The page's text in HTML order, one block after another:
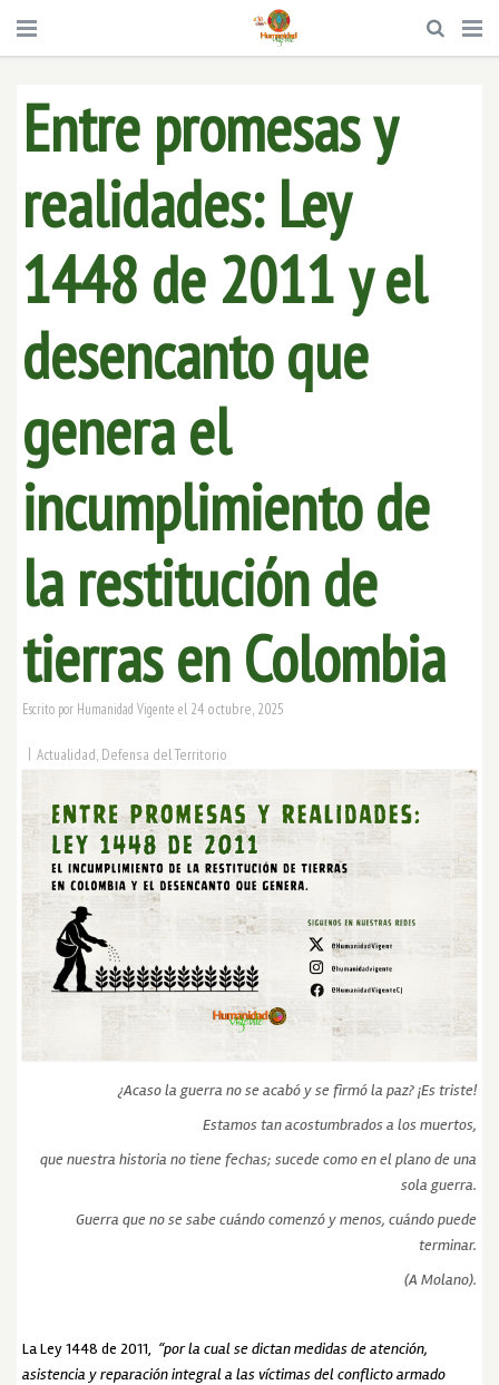
Entre promesas y
realidades: Ley
1448 de 2011 y el
desencanto que
genera el
incumplimiento de
la restitución de
tierras en Colombia
Escrito por Humanidad Vigente el 24 octubre, 2025
| Actualidad, Defensa del Territorio
¿Acaso la guerra no se acabó y se firmó la paz? ¡Es triste!
Estamos tan acostumbrados a los muertos,
que nuestra historia no tiene fechas; sucede como en el plano de una
sola guerra.
Guerra que no se sabe cuándo comenzó y menos, cuándo puede
terminar.
(A Molano).
La Ley 1448 de 2011, “por la cual se dictan medidas de atención,
asistencia y reparación integral a las víctimas del conflicto armado